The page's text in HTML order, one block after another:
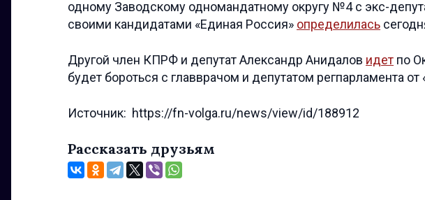
одному Заводскому одномандатному округу №4 с экс-
своими кандидатами «Единая Россия» определилась
Другой член КПРФ и депутат Александр Анидалов идет по
будет бороться с главврачом и депутатом регпарламента
Источник: https://fn-volga.ru/news/view/id/188912
Рассказать друзьям